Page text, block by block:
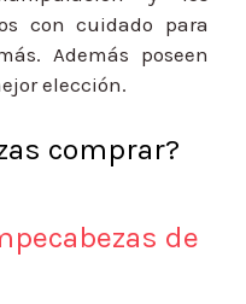
con cuidado para
Además poseen
elección.
comprar?
de